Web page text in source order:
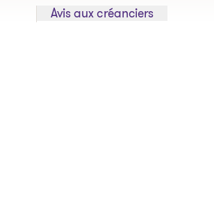
Sauter à la section:
Avis aux créanciers